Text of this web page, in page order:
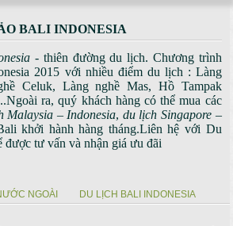
BALI INDONESIA
- thiên đường du lịch. Chương trình
2015 với nhiều điểm du lịch : Làng
Celuk, Làng nghề Mas, Hồ Tampak
ra, quý khách hàng có thể mua các
Malaysia – Indonesia, du lịch Singapore –
khởi hành hàng tháng.Liên hệ với Du
được tư vấn và nhận giá ưu đãi
NGOÀI DU LỊCH BALI INDONESIA